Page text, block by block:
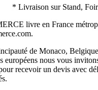
Stand, Foire,
livre en France
de Monaco,
européens nous vous
recevoir un devis avec